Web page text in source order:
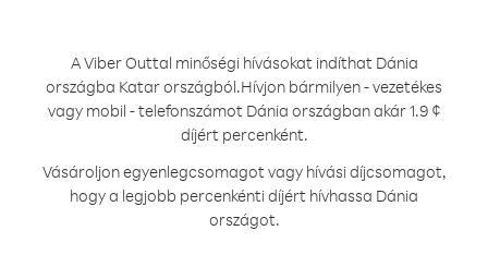
A Viber Outtal minőségi hívásokat indíthat Dánia
országba Katar országból.Hívjon bármilyen - vezetékes
vagy mobil - telefonszámot Dánia országban akár 1.9 ¢
díjért percenként.
Vásároljon egyenlegcsomagot vagy hívási díjcsomagot,
hogy a legjobb percenkénti díjért hívhassa Dánia
országot.